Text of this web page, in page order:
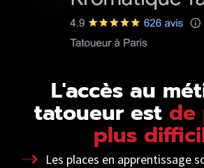
L'accès au
tatoueur est de
plus
Les places en apprentissage